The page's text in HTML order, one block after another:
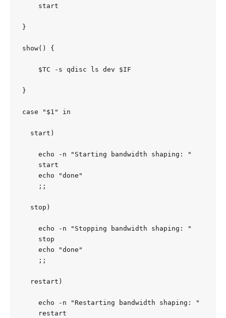
    start
}
show() {
    $TC -s qdisc ls dev $IF
}
case "$1" in
  start)
    echo -n "Starting bandwidth shaping: "
    start
    echo "done"
    ;;
  stop)
    echo -n "Stopping bandwidth shaping: "
    stop
    echo "done"
    ;;
  restart)
    echo -n "Restarting bandwidth shaping: "
    restart